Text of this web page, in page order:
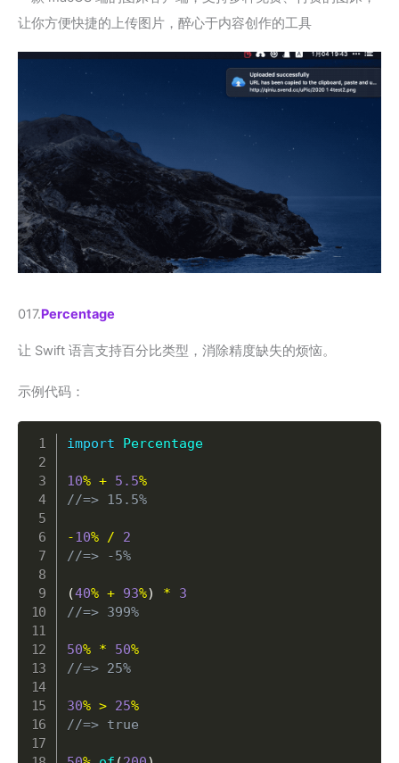
让你方便快捷的上传图片，醉心于内容创作的工具
017.Percentage
让 Swift 语言支持百分比类型，消除精度缺失的烦恼。
示例代码：
import Percentage
10% + 5.5%
//=> 15.5%
-10% /
2
//=> -5%
(40% + 93%) *
3
//=> 399%
50% * 50%
//=> 25%
30% > 25%
//=> true